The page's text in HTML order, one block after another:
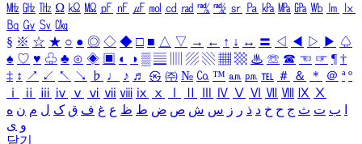
㎒ ㎓ ㎔ Ω ㏀ ㏁ ㎊ ㎋ ㎌ ㏖ ㏅ ㎭ ㎮ ㎯ ㏛ ㎩ ㎪ ㎫ ㎬ ㏝ ㏐
㏓
㏃ ㏉ ㏜ ㏆
§ ※ ☆ ★ ○ ● ◎ ◇ ◆ □ ■ △ ▽ → ← ↑ ↓ ↔ 〓 ◁ ◀ ▷ ▶ ♤
♠ ♡ ♥ ♧ ♣ ⊙ ◈ ▣ ◐ ◑ ▒ ▤ ▨ ▧ ▦ ▩ ♨ ☏ ☎ ☜ ☞ ¶ †
‡ ↕ ↗ ↙ ↖ ↘ ♭ ♩ ♪ ♬ ㉿ ㈜ № ㏇ ™ ㏂ ㏘ ℡ ＃ ＆ ＊ ＠ ª º
ⅰ
ⅱ ⅲ ⅳ ⅴ ⅵ ⅶ ⅷ ⅸ ⅹ Ⅳ Ⅴ Ⅵ Ⅶ Ⅷ Ⅸ Ⅹ
ب ت ث ج ح خ د ذ ر ز س ش ص ض ط ظ ع غ ف ق ک ل م ن ه
و ی
닫기